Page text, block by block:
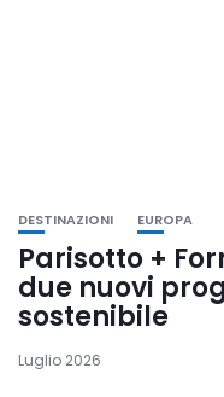
DESTINAZIONI EUROPA
Parisotto +
due nuovi
sostenibile
Luglio 2026